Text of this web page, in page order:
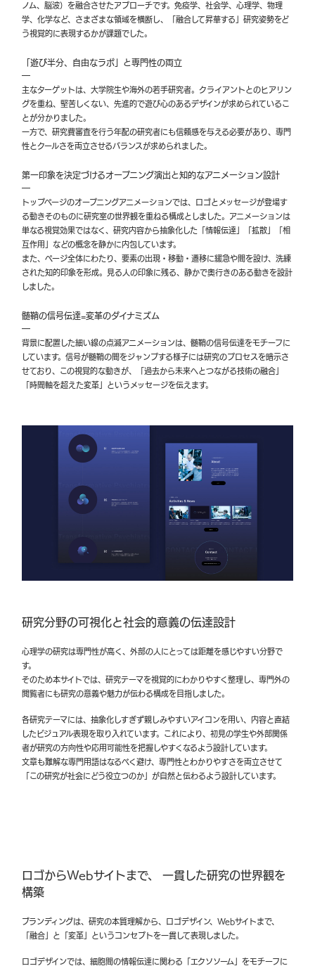
ノム、脳波）を融合させたアプローチです。免疫学、社会学、心理学、物理
学、化学など、さまざまな領域を横断し、「融合して昇華する」研究姿勢をど
う視覚的に表現するかが課題でした。
「遊び半分、自由なラボ」と専門性の両立
主なターゲットは、大学院生や海外の若手研究者。クライアントとのヒアリン
グを重ね、堅苦しくない、先進的で遊び心のあるデザインが求められているこ
とが分かりました。
一方で、研究費審査を行う年配の研究者にも信頼感を与える必要があり、専門
性とクールさを両立させるバランスが求められました。
第一印象を決定づけるオープニング演出と知的なアニメーション設計
トップページのオープニングアニメーションでは、ロゴとメッセージが登場す
る動きそのものに研究室の世界観を重ねる構成としました。アニメーションは
単なる視覚効果ではなく、研究内容から抽象化した「情報伝達」「拡散」「相
互作用」などの概念を静かに内包しています。
また、ページ全体にわたり、要素の出現・移動・遷移に緩急や間を設け、洗練
された知的印象を形成。見る人の印象に残る、静かで奥行きのある動きを設計
しました。
髄鞘の信号伝達=変革のダイナミズム
背景に配置した細い線の点滅アニメーションは、髄鞘の信号伝達をモチーフに
しています。信号が髄鞘の間をジャンプする様子には研究のプロセスを暗示さ
せており、この視覚的な動きが、「過去から未来へとつながる技術の融合」
「時間軸を超えた変革」というメッセージを伝えます。
研究分野の可視化と社会的意義の伝達設計
心理学の研究は専門性が高く、外部の人にとっては距離を感じやすい分野で
す。
そのため本サイトでは、研究テーマを視覚的にわかりやすく整理し、専門外の
閲覧者にも研究の意義や魅力が伝わる構成を目指しました。
各研究テーマには、抽象化しすぎず親しみやすいアイコンを用い、内容と直結
したビジュアル表現を取り入れています。これにより、初見の学生や外部関係
者が研究の方向性や応用可能性を把握しやすくなるよう設計しています。
文章も難解な専門用語はなるべく避け、専門性とわかりやすさを両立させて
「この研究が社会にどう役立つのか」が自然と伝わるよう設計しています。
ロゴからWebサイトまで、 一貫した研究の世界観を
構築
ブランディングは、研究の本質理解から、ロゴデザイン、Webサイトまで、
「融合」と「変革」というコンセプトを一貫して表現しました。
ロゴデザインでは、細胞間の情報伝達に関わる「エクソソーム」をモチーフに